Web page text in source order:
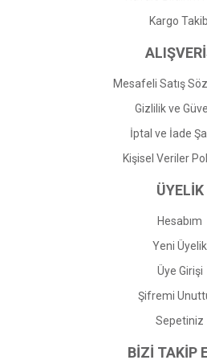
Gönder
Kargo
Mesafeli Satış
Gizlilik ve
İptal ve İade
Kişisel Veriler
ÜYELİK
Hesabım
Yeni Üyelik
Üye Girişi
Şifremi
Sepetiniz
BİZİ TAKİP